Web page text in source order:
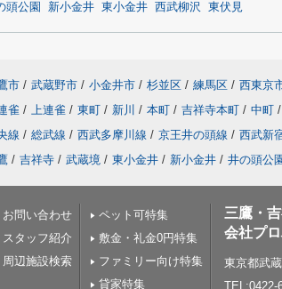
頭公園 新小金井 東小金井 西武柳沢 東伏見
市 / 武蔵野市 / 小金井市 / 杉並区 / 練馬区 / 西東京
雀 / 上連雀 / 東町 / 新川 / 本町 / 吉祥寺本町 / 中町 /
線 / 総武線 / 西武多摩川線 / 京王井の頭線 / 西武新
/ 吉祥寺 / 武蔵境 / 東小金井 / 新小金井 / 井の頭公
お問い合わせ
スタッフ紹介
周辺施設検索
ペット可特集
敷金・礼金0円特集
ファミリー向け特集
貸家特集
三鷹・
会社プ
東京都武
TEL:0422-